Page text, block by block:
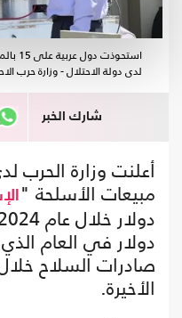
لدى دولة الاحتلال - وزارة حرب
شارك الخبر
أعلنت وزارة الحرب
مبيعات الأسلحة "
دولار في العام
صادرات السلاح
الأخيرة.